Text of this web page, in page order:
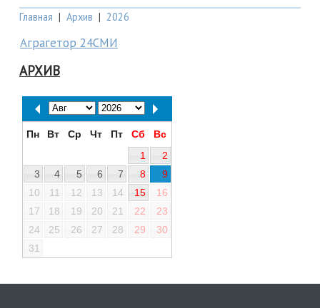
Главная | Архив | 2026
Аграгетор 24СМИ
АРХИВ
Пн Вт Ср Чт Пт Сб
Вс
1
2
3
4 5 6 7 8
9
10
11 12 13 14 15
16
17
18 19 20 21 22
23
24
25 26 27 28 29
30
31